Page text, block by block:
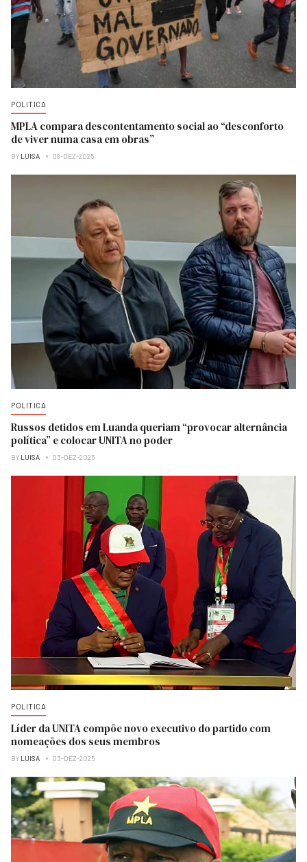
POLITICA
MPLA compara descontentamento social ao “desconforto
de viver numa casa em obras”
BY LUISA 08-DEZ-2025
POLITICA
Russos detidos em Luanda queriam “provocar alternância
política” e colocar UNITA no poder
BY LUISA 03-DEZ-2025
POLITICA
Líder da UNITA compõe novo executivo do partido com
nomeações dos seus membros
BY LUISA 03-DEZ-2025